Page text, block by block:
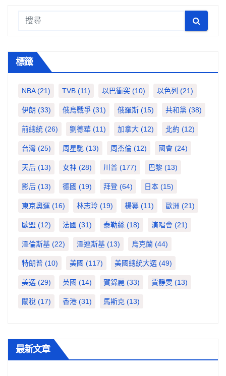
標籤
NBA(21) TVB (11) 以巴衝突 (10) 以色列 (21)
伊朗 (33) 俄烏戰爭 (31) 俄羅斯 (15) 共和黨 (38)
前總統 (26) 劉德華 (11) 加拿大 (12) 北約 (12)
台灣 (25) 周星馳 (13) 周杰倫 (12) 國會 (24)
天后 (13) 女神 (28) 川普 (177) 巴黎 (13)
影后 (13) 德國 (19) 拜登 (64) 日本 (15)
東京奧運 (16) 林志玲 (19) 楊冪 (11) 歐洲 (21)
歐盟 (12) 法國 (31) 泰勒絲 (18) 演唱會 (21)
澤倫斯基 (22) 澤連斯基 (13) 烏克蘭 (44)
特朗普 (10) 美國 (117) 美國總統大選 (49)
美選 (29) 英國 (14) 賀錦麗 (33) 賈靜雯 (13)
關稅 (17) 香港 (31) 馬斯克 (13)
最新文章